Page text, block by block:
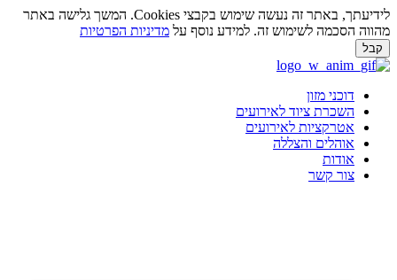
לידיעתך, באתר זה נעשה שימוש בקבצי Cookies. המשך גלישה באתר
מהווה הסכמה לשימוש זה. למידע נוסף עלמדיניות הפרטיות
קבל
דלג
דוכני מזון
השכרת ציוד לאירועים
אטרקציות לאירועים
אוהלים והצללה
אודות
צור קשר